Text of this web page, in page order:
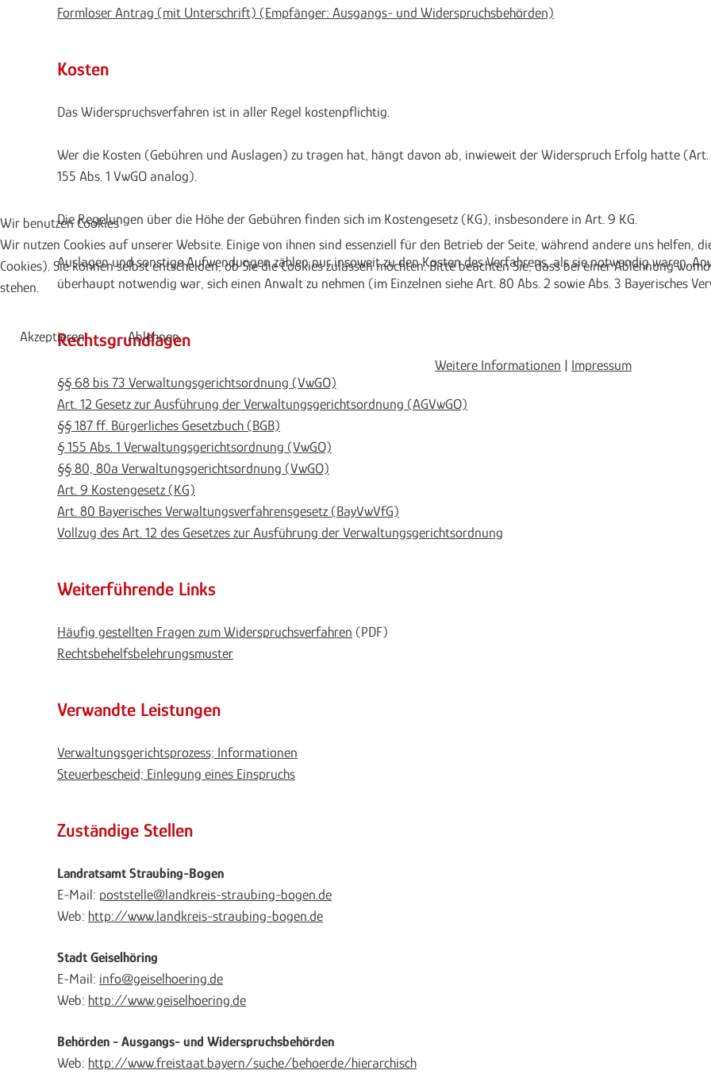
Formloser Antrag (mit Unterschrift) (Empfänger: Ausgangs- und Widerspruchsbehörden)
Kosten
Das Widerspruchsverfahren ist in aller Regel kostenpflichtig.
Wer die Kosten (Gebühren und Auslagen) zu tragen hat, hängt davon ab, inwieweit der Widerspruch Erfolg hatte (Art.
155 Abs. 1 VwGO analog).
Die Regelungen über die Höhe der Gebühren finden sich im Kostengesetz (KG), insbesondere in Art. 9 KG.
Auslagen und sonstige Aufwendungen zählen nur insoweit zu den Kosten des Verfahrens, als sie notwendig waren.
überhaupt notwendig war, sich einen Anwalt zu nehmen (im Einzelnen siehe Art. 80 Abs. 2 sowie Abs. 3 Bayerisches
Rechtsgrundlagen
§§ 68 bis 73 Verwaltungsgerichtsordnung (VwGO)
Art. 12 Gesetz zur Ausführung der Verwaltungsgerichtsordnung (AGVwGO)
§§ 187 ff. Bürgerliches Gesetzbuch (BGB)
§ 155 Abs. 1 Verwaltungsgerichtsordnung (VwGO)
§§ 80, 80a Verwaltungsgerichtsordnung (VwGO)
Art. 9 Kostengesetz (KG)
Art. 80 Bayerisches Verwaltungsverfahrensgesetz (BayVwVfG)
Vollzug des Art. 12 des Gesetzes zur Ausführung der Verwaltungsgerichtsordnung
Weiterführende Links
Häufig gestellten Fragen zum Widerspruchsverfahren (PDF)
Rechtsbehelfsbelehrungsmuster
Verwandte Leistungen
Verwaltungsgerichtsprozess; Informationen
Steuerbescheid; Einlegung eines Einspruchs
Zuständige Stellen
Landratsamt Straubing-Bogen
E-Mail: poststelle@landkreis-straubing-bogen.de
Web: http://www.landkreis-straubing-bogen.de
Stadt Geiselhöring
E-Mail: info@geiselhoering.de
Web: http://www.geiselhoering.de
Behörden - Ausgangs- und Widerspruchsbehörden
Web: http://www.freistaat.bayern/suche/behoerde/hierarchisch
Wir benutzen Cookies
Wir nutzen Cookies auf unserer Website. Einige von ihnen sind essenziell für den Betrieb der Seite, während andere uns helfen,
Cookies). Sie können selbst entscheiden, ob Sie die Cookies zulassen möchten. Bitte beachten Sie, dass bei einer Ablehnung
stehen.
Akzeptieren
Ablehnen
Weitere Informationen | Impressum